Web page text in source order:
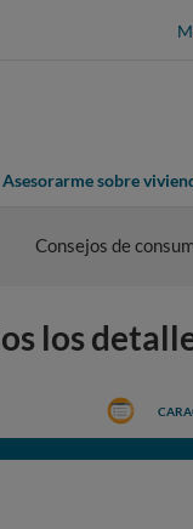
Asesorarme sobre
Consejos de
los